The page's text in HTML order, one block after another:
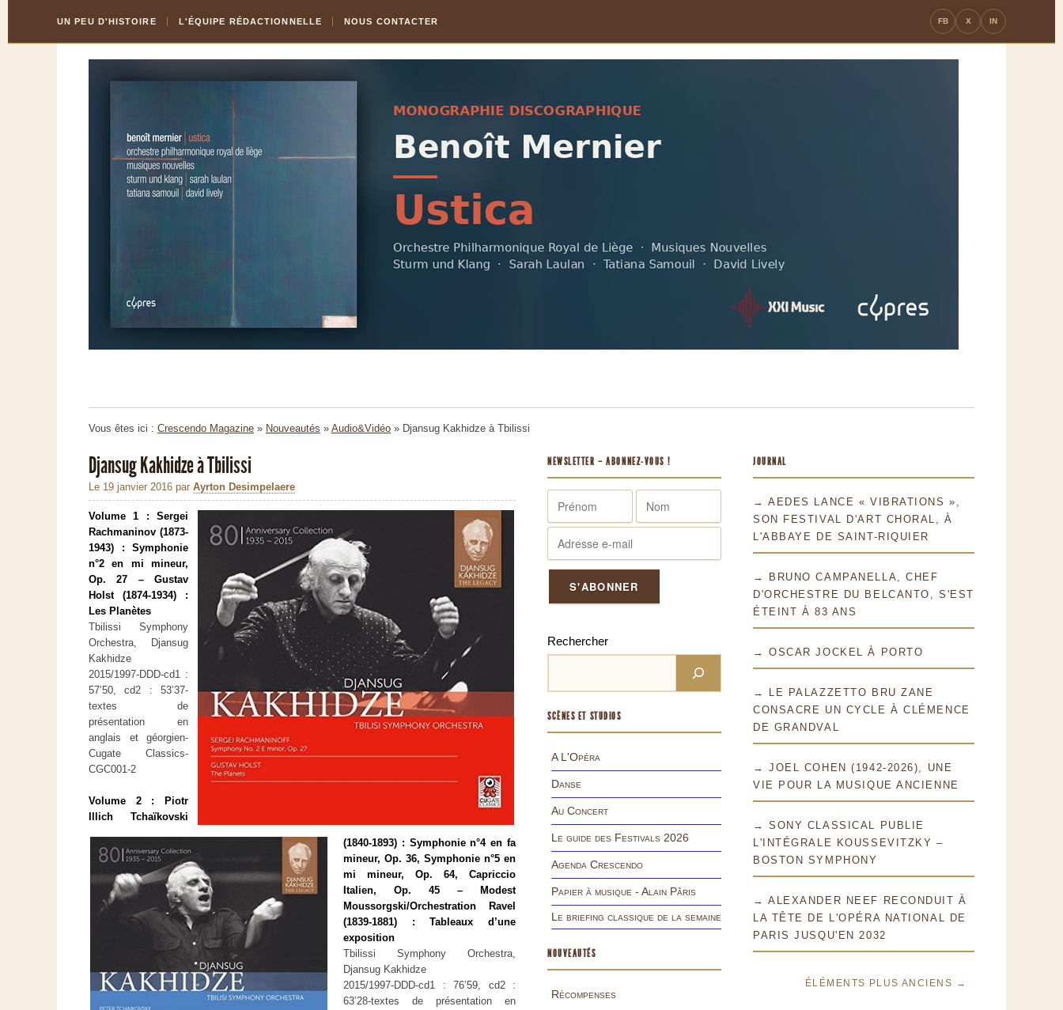
Content
la
UN PEU D'HISTOIRE L'ÉQUIPE RÉDACTIONNELLE NOUS CONTACTER FB X IN
Vous êtes ici : Crescendo Magazine » Nouveautés » Audio&Vidéo » Djansug Kakhidze à Tbilissi
Djansug Kakhidze à Tbilissi
Le 19 janvier 2016 par Ayrton Desimpelaere
Volume 1 : Sergei
Rachmaninov (1873-
1943) : Symphonie
n°2 en mi mineur,
Op. 27 – Gustav
Holst (1874-1934) :
Les Planètes
Tbilissi Symphony
Orchestra, Djansug
Kakhidze
2015/1997-DDD-cd1 :
57’50, cd2 : 53’37-
textes de
présentation en
anglais et géorgien-
Cugate Classics-
CGC001-2
Volume 2 : Piotr
Illich Tchaïkovski
(1840-1893) : Symphonie n°4 en fa
mineur, Op. 36, Symphonie n°5 en
mi mineur, Op. 64, Capriccio
Italien, Op. 45 – Modest
Moussorgski/Orchestration Ravel
(1839-1881) : Tableaux d’une
exposition
Tbilissi Symphony Orchestra,
Djansug Kakhidze
2015/1997-DDD-cd1 : 76’59, cd2 :
63’28-textes de présentation en
NEWSLETTER – ABONNEZ-VOUS !
Rechercher
SCÈNES ET STUDIOS
A L'Opéra
Danse
Au Concert
Le guide des Festivals 2026
Agenda Crescendo
Papier à musique - Alain Pâris
Le briefing classique de la semaine
NOUVEAUTÉS
Récompenses
JOURNAL
→ AEDES LANCE « VIBRATIONS »,
SON FESTIVAL D'ART CHORAL, À
L'ABBAYE DE SAINT-RIQUIER
→ BRUNO CAMPANELLA, CHEF
D'ORCHESTRE DU BELCANTO, S'EST
ÉTEINT À 83 ANS
→ OSCAR JOCKEL À PORTO
→ LE PALAZZETTO BRU ZANE
CONSACRE UN CYCLE À CLÉMENCE
DE GRANDVAL
→ JOEL COHEN (1942-2026), UNE
VIE POUR LA MUSIQUE ANCIENNE
→ SONY CLASSICAL PUBLIE
L'INTÉGRALE KOUSSEVITZKY –
BOSTON SYMPHONY
→ ALEXANDER NEEF RECONDUIT À
LA TÊTE DE L'OPÉRA NATIONAL DE
PARIS JUSQU'EN 2032
ÉLÉMENTS PLUS ANCIENS →